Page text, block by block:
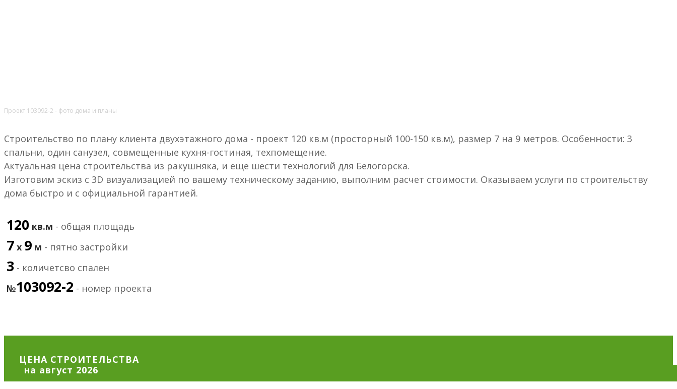
Проект 103092-2 - фото дома и планы
Строительство по плану клиента двухэтажного дома - проект 120 кв.м (просторный 100-150 кв.м), размер 7 на 9 метров. Особенности: 3
спальни, один санузел, совмещенные кухня-гостиная, техпомещение.
Актуальная цена строительства из ракушняка, и еще шести технологий для Белогорска.
Изготовим эскиз с 3D визуализацией по вашему техническому заданию, выполним расчет стоимости. Оказываем услуги по строительству
дома быстро и с официальной гарантией.
120 кв.м - общая площадь
7 х 9 м - пятно застройки
3 - количетсво спален
№103092-2 - номер проекта
ЦЕНА СТРОИТЕЛЬСТВА